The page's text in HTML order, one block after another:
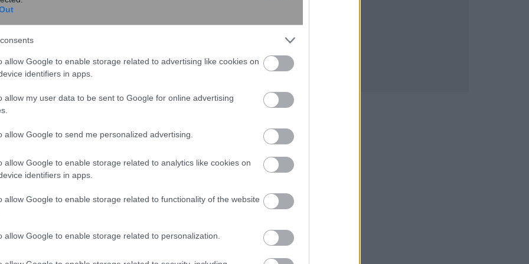
allow Google to enable storage related to advertising like cookies on
identifiers in apps.
allow my user data to be sent to Google for online advertising
allow Google to send me personalized advertising.
allow Google to enable storage related to analytics like cookies on
identifiers in apps.
allow Google to enable storage related to functionality of the website
allow Google to enable storage related to personalization.
από το σύνολο των Πανεπιστημίων καθίσταται
το δρόμο έχουν δείξει, τόσο οι δεκάδες
της Ελληνικής Αστυνομίας, σε
από την Κυβέρνηση του Κυριάκου Μητσοτάκη,
και, για πρώτη φορά μετά από δεκαετίες,